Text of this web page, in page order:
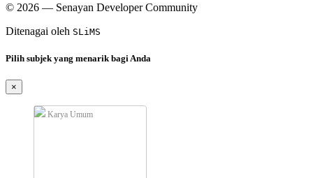
© 2026 — Senayan Developer Community
Ditenagai oleh SLiMS
Pilih subjek yang menarik bagi Anda
×
Karya Umum